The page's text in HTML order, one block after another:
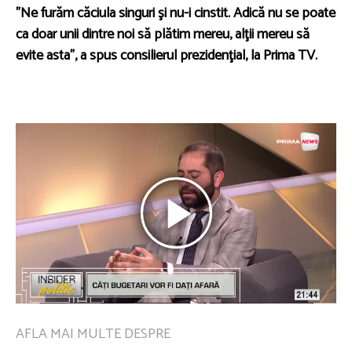
”Ne furăm căciula singuri şi nu-i cinstit. Adică nu se poate
ca doar unii dintre noi să plătim mereu, alţii mereu să
evite asta”, a spus consilierul prezidenţial, la Prima TV.
AFLA MAI MULTE DESPRE